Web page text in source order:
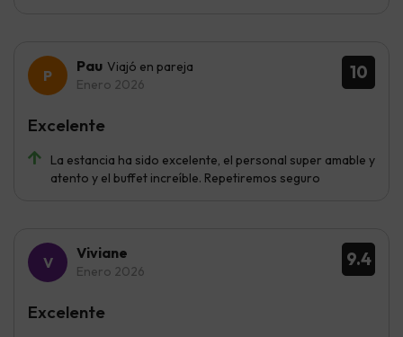
10
Pau Viajó en pareja
Enero 2026
La estancia ha sido excelente, el personal super amable y
atento y el buffet increíble. Repetiremos seguro
Excelente
9.4
Viviane
Enero 2026
Excelente